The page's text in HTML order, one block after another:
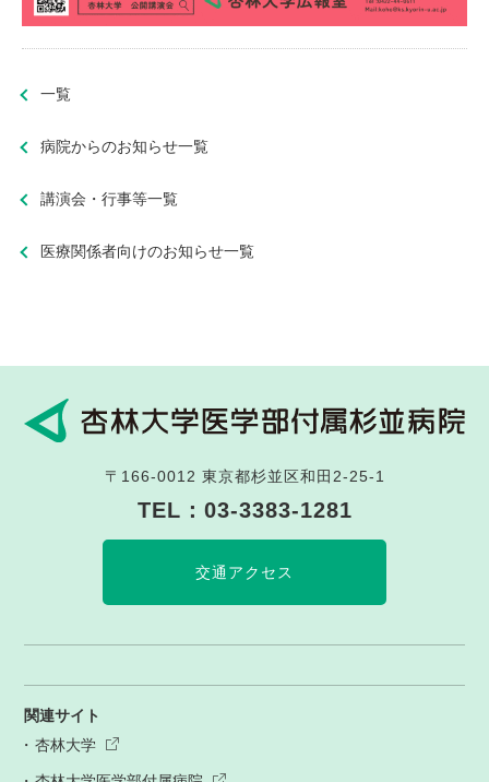
一覧
病院からのお知らせ一覧
講演会・行事等一覧
医療関係者向けのお知らせ一覧
〒166-0012 東京都杉並区和田2-25-1
TEL： 03-3383-1281
交通アクセス
関連サイト
杏林大学